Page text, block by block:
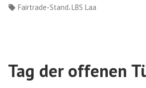
in
Schlagwörter:
Fairtrade-Stand,LBS Laa
Tag der offenen